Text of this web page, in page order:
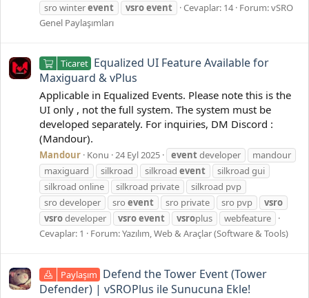
sro winterevent vsroevent Cevaplar: 14 Forum:vSRO
Genel Paylaşımları
Ticaret Equalized UI Feature Available for
Maxiguard & vPlus
Applicable in Equalized Events. Please note this is the
UI only , not the full system. The system must be
developed separately. For inquiries, DM Discord :
(Mandour).
Mandour Konu 24 Eyl 2025 eventdeveloper
mandour
maxiguard
silkroad silkroad event
silkroad gui
silkroad online
silkroad private
silkroad pvp
sro developer
sro event sro private sro pvp
vsro
vsrodeveloper vsroevent vsroplus
webfeature
Cevaplar: 1
Forum:Yazılım, Web & Araçlar (Software & Tools)
Paylaşım Defend the Tower Event (Tower
Defender) | vSROPlus ile Sunucuna Ekle!